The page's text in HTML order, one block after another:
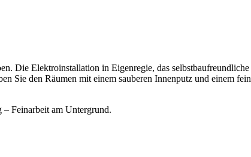
Die Elektroinstallation in Eigenregie, das
Sie den Räumen mit einem sauberen Innenputz und einem
Feinarbeit am Untergrund.